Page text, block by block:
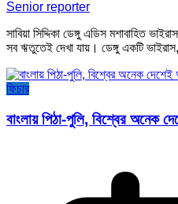
Senior reporter
সাবিয়া সিদ্দিকা ডেঙ্গু এডিস মশাবাহিত
সব ঋতুতেই দেখা যায়। ডেঙ্গু একটি
ফিচার
বাংলায় পিঠা-পুলি, বিশ্বের অনেক